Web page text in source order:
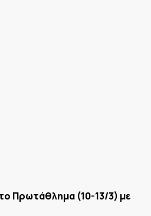
Πρωτάθλημα (10-13/3) με